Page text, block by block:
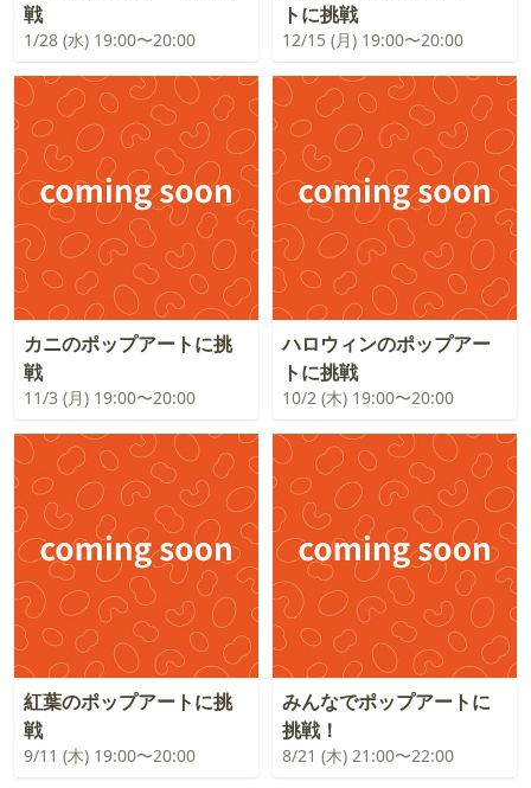
戦
1/28 (水) 19:00〜20:00
トに挑戦
12/15 (月) 19:00〜20:00
カニのポップアートに挑
戦
11/3 (月) 19:00〜20:00
ハロウィンのポップアー
トに挑戦
10/2 (木) 19:00〜20:00
紅葉のポップアートに挑
戦
9/11 (木) 19:00〜20:00
みんなでポップアートに
挑戦！
8/21 (木) 21:00〜22:00